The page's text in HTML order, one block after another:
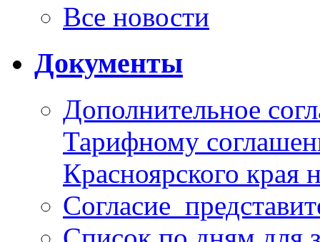
Все новости
Документы
Дополнительное
Тарифному
Красноярского края